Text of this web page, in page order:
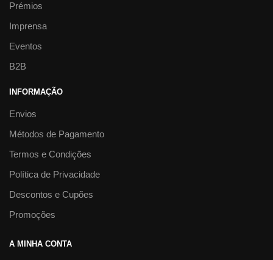
Prémios
Imprensa
Eventos
B2B
INFORMAÇÃO
Envios
Métodos de Pagamento
Termos e Condições
Política de Privacidade
Descontos e Cupões
Promoções
A MINHA CONTA